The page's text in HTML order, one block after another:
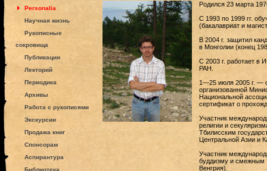
Personalia
Научная жизнь
Рукописные
сокровища
Публикации
Лекторий
Периодика
Архивы
Работа с рукописями
Экскурсии
Продажа книг
Спонсорам
Аспирантура
Библиотека
Родился 23 марта
С 1993 по 1999 гг.
(бакалавриат и
В 2004 г. защитил
в Монголии (конец
С 2003 г. работает в
РАН.
1—25 июля 2005 г. —
организованной
Национальной
сертификат о
Участник
религии и
Тбилисским
Центральной Азии и
Участник
буддизму и смежным
Венгрия).